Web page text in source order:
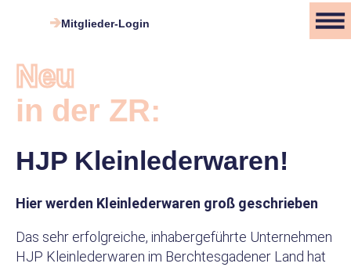
Mitglieder-Login
Neu
in der ZR:
HJP Kleinlederwaren!
Hier werden Kleinlederwaren groß geschrieben
Das sehr erfolgreiche, inhabergeführte Unternehmen
HJP Kleinlederwaren im Berchtesgadener Land hat